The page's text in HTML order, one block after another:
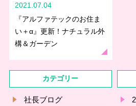
2021.07.04
『アルファテックのお住ま
い＋α』更新！ナチュラル外
構＆ガーデン
カテゴリー
社長ブログ